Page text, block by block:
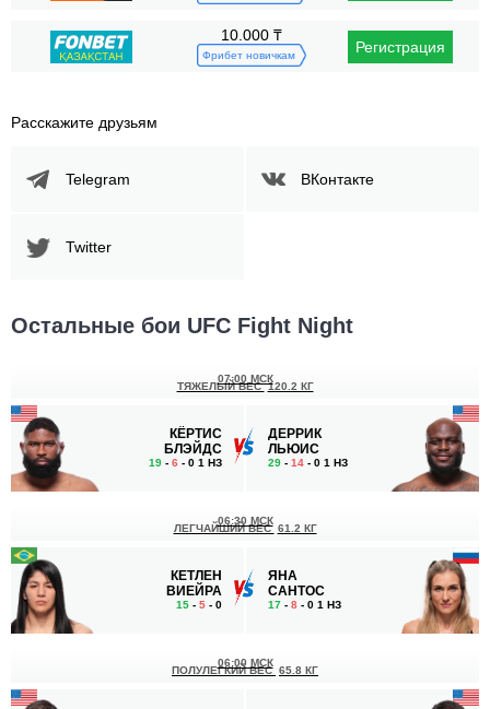
10.000 ₸
Фрибет новичкам Регистрация
Расскажите друзьям
Telegram ВКонтакте
Twitter
Остальные бои UFC Fight Night
КЁРТИС
БЛЭЙДС
19 - 6 - 0 1 НЗ
07:00 МСК
ТЯЖЕЛЫЙ ВЕС 120.2 КГ
ДЕРРИК
ЛЬЮИС
29 - 14 - 0 1 НЗ
КЕТЛЕН
ВИЕЙРА
15 - 5 - 0
06:30 МСК
ЛЕГЧАЙШИЙ ВЕС 61.2 КГ
ЯНА
САНТОС
17 - 8 - 0 1 НЗ
06:00 МСК
ПОЛУЛЕГКИЙ ВЕС 65.8 КГ